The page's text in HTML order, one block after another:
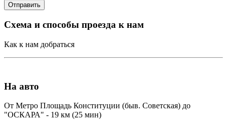
Отправить
Схема и способы проезда к нам
Как к нам добраться
На авто
От Метро Площадь Конституции (быв. Советская) до
"ОСКАРА" - 19 км (25 мин)